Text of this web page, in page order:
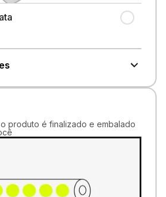
produto é finalizado e embalado